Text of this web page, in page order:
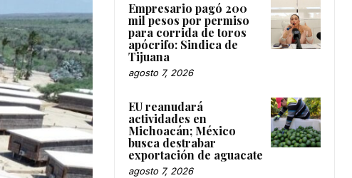
Empresario pagó 200
mil pesos por permiso
para corrida de toros
apócrifo: Sindica de
Tijuana
agosto 7, 2026
EU reanudará
actividades en
Michoacán; México
busca destrabar
exportación de aguacate
agosto 7, 2026